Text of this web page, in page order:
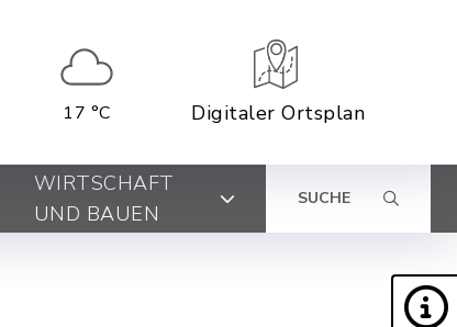
17 °C Digitaler Ortsplan
WIRTSCHAFT
UND BAUEN
SUCHE